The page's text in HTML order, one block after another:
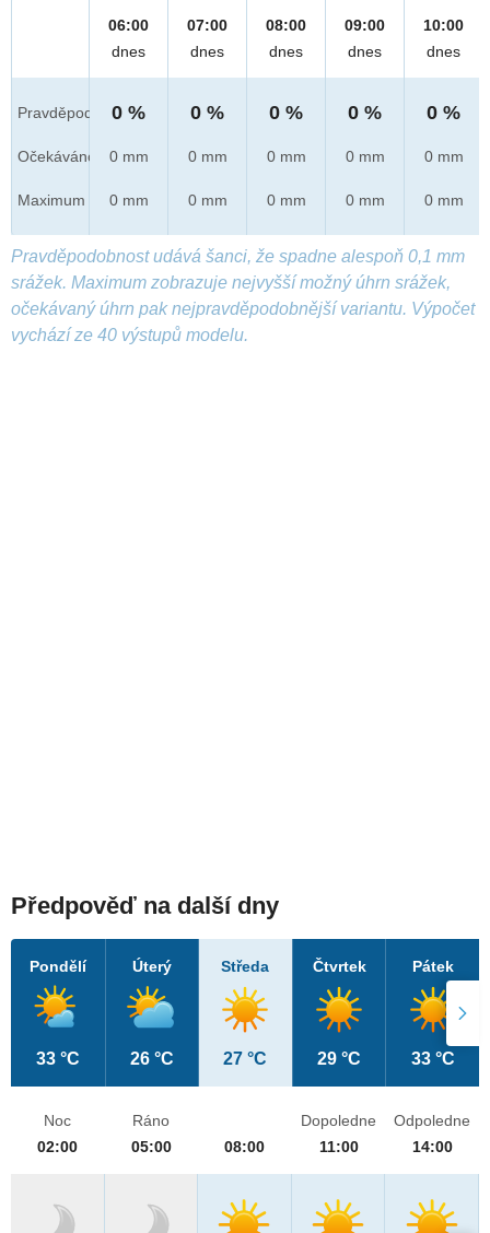
Pravděpod.
Očekáváno
Maximum
06:00
dnes
0 %
0 mm
0 mm
07:00
dnes
0 %
0 mm
0 mm
08:00
dnes
0 %
0 mm
0 mm
09:00
dnes
0 %
0 mm
0 mm
10:00
dnes
0 %
0 mm
0 mm
Pravděpodobnost udává šanci, že spadne alespoň 0,1 mm
srážek. Maximum zobrazuje nejvyšší možný úhrn srážek,
očekávaný úhrn pak nejpravděpodobnější variantu. Výpočet
vychází ze 40 výstupů modelu.
Předpověď na další dny
Pondělí
33 °C
Úterý
26 °C
Středa
27 °C
Čtvrtek
29 °C
Pátek
33 °C
Noc
02:00
Ráno
05:00
08:00
Dopoledne
11:00
Odpoledne
14:00